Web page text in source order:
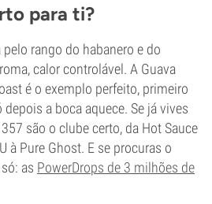
para ti?
pelo rango do habanero e do
calor controlável. A Guava
é o exemplo perfeito, primeiro
a boca aquece. Se já vives
são o clube certo, da Hot Sauce
à Pure Ghost. E se procuras o
as PowerDrops de 3 milhões de